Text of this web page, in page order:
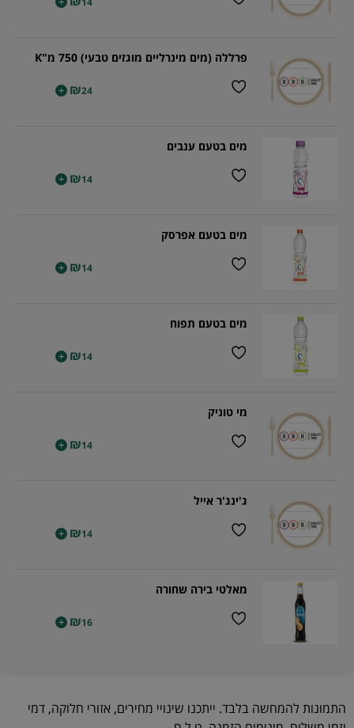
פרללה (מים מינרליים מוגזים טבעי) 750 מ"K
₪24
+
מים בטעם ענבים
₪14
+
מים בטעם אפרסק
₪14
+
מים בטעם תפוח
₪14
+
מי טוניק
₪14
+
ג'ינג'ר אייל
₪14
+
מאלטי בירה שחורה
₪16
+
התמונות להמחשה בלבד. ייתכנו שינויי מחירים, אזורי חלוקה, דמי